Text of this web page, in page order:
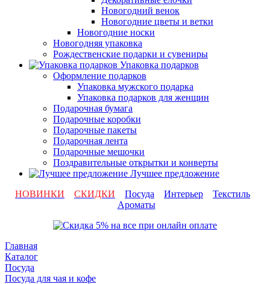
Новогодний венок
Новогодние цветы и ветки
Новогодние носки
Новогодняя упаковка
Рождественские подарки и сувениры
Упаковка подарков
Оформление подарков
Упаковка мужского подарка
Упаковка подарков для женщин
Подарочная бумага
Подарочные коробки
Подарочные пакеты
Подарочная лента
Подарочные мешочки
Поздравительные открытки и конверты
Лучшее предложение
НОВИНКИ
СКИДКИ Посуда Интерьер
Текстиль
Ароматы
Главная
Каталог
Посуда
Посуда для чая и кофе